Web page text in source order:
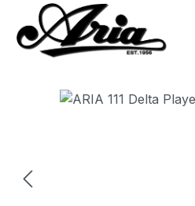
Bildergalerie überspringen